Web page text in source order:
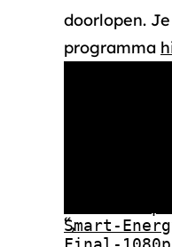
doorlopen.
programma
https://
content/
Smart-
“,